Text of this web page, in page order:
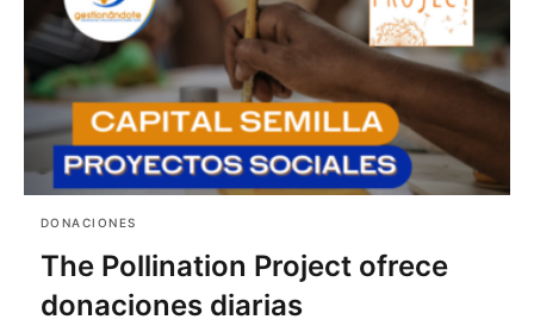
DONACIONES
The Pollination Project ofrece
donaciones diarias